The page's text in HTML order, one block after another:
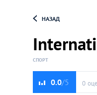
Loading...
НАЗАД
СПОРТ
0.0 0